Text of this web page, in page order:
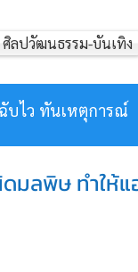
บไว ทันเหตุการณ์
ศิลปวัฒนธรรม-บันเทิง
มลพิษ ทำให้